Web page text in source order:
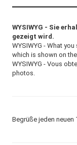
WYSIWYG - Sie
gezeigt wird.
WYSIWYG - What
which is shown on
WYSIWYG - Vous
photos.
Begrüße jeden neuen